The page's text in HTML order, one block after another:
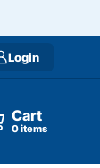
Login
Cart
items